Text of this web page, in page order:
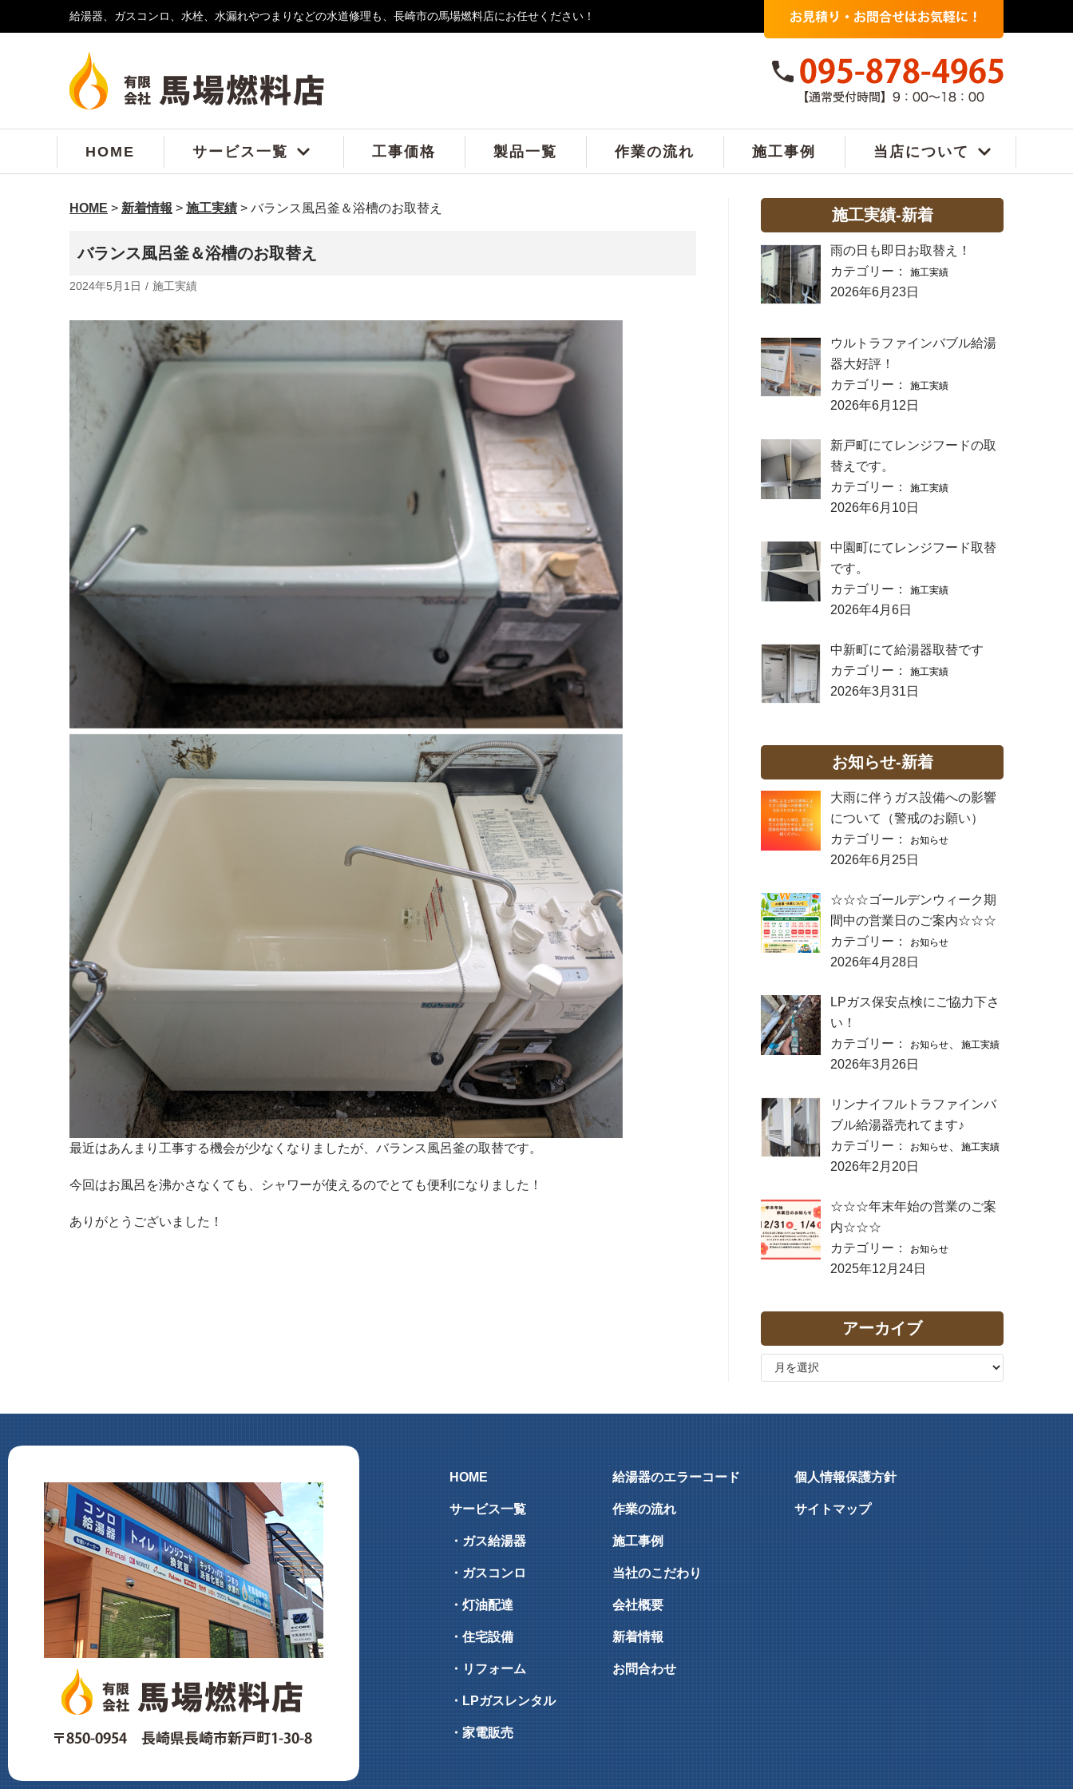
給湯器、ガスコンロ、水栓、水漏れやつまりなどの水道修理も、長崎市の馬場燃料店にお任せください！
HOME サービス一覧 工事価格 製品一覧 作業の流れ 施工事例 当店について
HOME > 新着情報 > 施工実績 > バランス風呂釜＆浴槽のお取替え
バランス風呂釜＆浴槽のお取替え
2024年5月1日 施工実績
最近はあんまり工事する機会が少なくなりましたが、バランス風呂釜の取替です。
今回はお風呂を沸かさなくても、シャワーが使えるのでとても便利になりました！
ありがとうございました！
施工実績-新着
雨の日も即日お取替え！
カテゴリー：
施工実績
2026年6月23日
ウルトラファインバブル給湯
器大好評！
カテゴリー：
施工実績
2026年6月12日
新戸町にてレンジフードの取
替えです。
カテゴリー：
施工実績
2026年6月10日
中園町にてレンジフード取替
です。
カテゴリー：
施工実績
2026年4月6日
中新町にて給湯器取替です
カテゴリー：
施工実績
2026年3月31日
お知らせ-新着
大雨に伴うガス設備への影響
について（警戒のお願い）
カテゴリー：
お知らせ
2026年6月25日
☆☆☆ゴールデンウィーク期
間中の営業日のご案内☆☆☆
カテゴリー：
お知らせ
2026年4月28日
LPガス保安点検にご協力下さ
い！
カテゴリー：
お知らせ 施工実績
2026年3月26日
リンナイフルトラファインバ
ブル給湯器売れてます♪
カテゴリー：
お知らせ 施工実績
2026年2月20日
☆☆☆年末年始の営業のご案
内☆☆☆
カテゴリー：
お知らせ
2025年12月24日
アーカイブ
HOME
サービス一覧
・ガス給湯器
・ガスコンロ
・灯油配達
・住宅設備
・リフォーム
・LPガスレンタル
・家電販売
給湯器のエラーコード
作業の流れ
施工事例
当社のこだわり
会社概要
新着情報
お問合わせ
個人情報保護方針
サイトマップ